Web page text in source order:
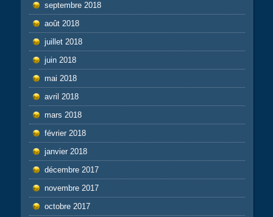
septembre 2018
août 2018
juillet 2018
juin 2018
mai 2018
avril 2018
mars 2018
février 2018
janvier 2018
décembre 2017
novembre 2017
octobre 2017